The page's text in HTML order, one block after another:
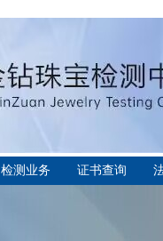
检测业务 证书查询